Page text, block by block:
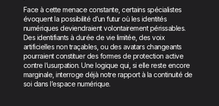
Face à cette menace constante, certains spécialistes
évoquent la possibilité d’un futur où les identités
numériques deviendraient volontairement périssables.
Des identifiants à durée de vie limitée, des voix
artificielles non traçables, ou des avatars changeants
pourraient constituer des formes de protection active
contre l’usurpation. Une logique qui, si elle reste encore
marginale, interroge déjà notre rapport à la continuité de
soi dans l’espace numérique.